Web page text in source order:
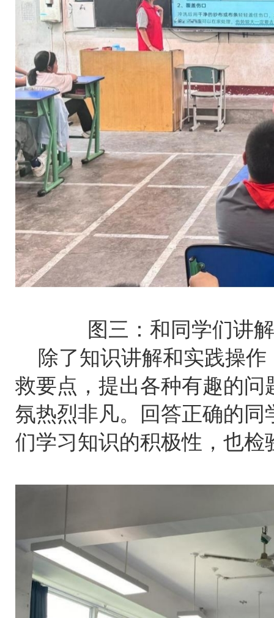
图三：和同学们讲
除了知识讲解和实践操
救要点，提出各种有趣的
氛热烈非凡。回答正确的
们学习知识的积极性，也